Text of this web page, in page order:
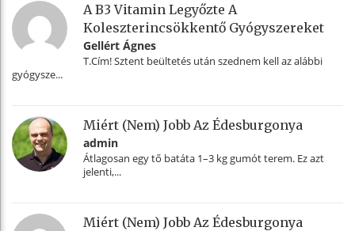
A B3 Vitamin Legyőzte A
Koleszterincsökkentő Gyógyszereket
Gellért Ágnes
T.Cím! Sztent beültetés után szednem kell az alábbi
gyógysze...
Miért (nem) Jobb Az Édesburgonya
admin
Átlagosan egy tő batáta 1–3 kg gumót terem. Ez azt
jelenti,...
Miért (nem) Jobb Az Édesburgonya